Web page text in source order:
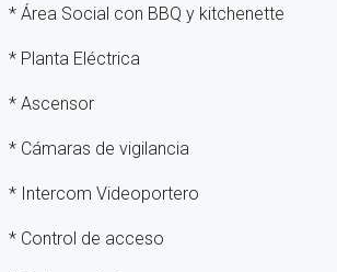
* Área Social con BBQ y kitchenette
* Planta Eléctrica
* Ascensor
* Cámaras de vigilancia
* Intercom Videoportero
* Control de acceso